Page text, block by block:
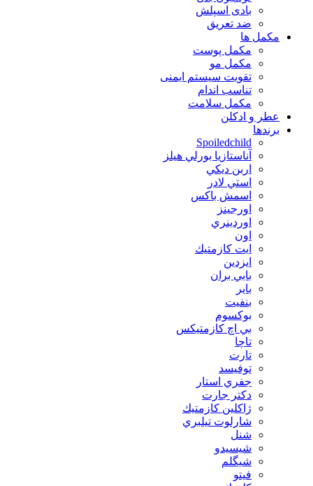
بادی اسپلش
ضد تعریق
مكمل ها
مکمل پوست
مکمل مو
تقویت سیستم ایمنی
تناسب اندام
مکمل سلامت
عطر و ادکلن
برندها
Spoiledchild
آناستازيا بورلي هيلز
اربن ديكي
استي لادر
اسمش باكس
اورجينز
اوردينري
اون
ايت كازمتيك
ايزدين
بابي بران
بایر
بنفيت
بوكسوم
بي اچ كازمتيكس
تاچا
تارت
توفيسد
جفري استار
دكتر جارت
ژاكلين كازمتيك
شارلوت تيلبري
شنل
شيسيدو
شیگلم
فيتو